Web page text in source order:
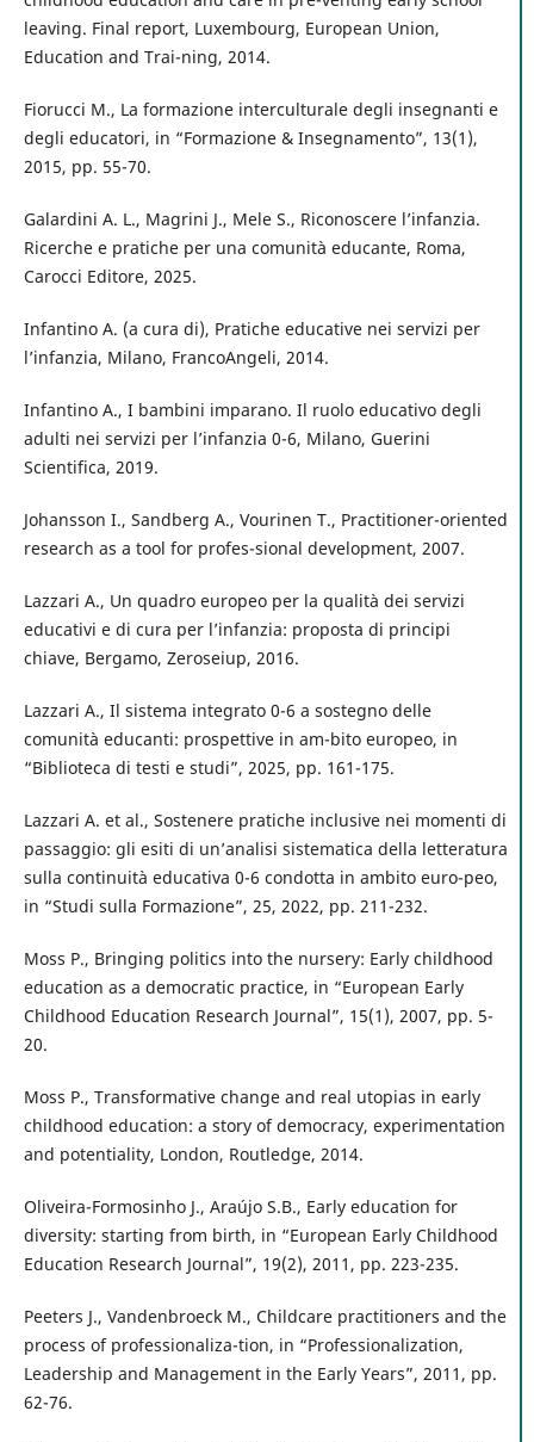
leaving. Final report, Luxembourg, European Union,
Education and Trai-ning, 2014.
Fiorucci M., La formazione interculturale degli insegnanti e
degli educatori, in “Formazione & Insegnamento”, 13(1),
2015, pp. 55-70.
Galardini A. L., Magrini J., Mele S., Riconoscere l’infanzia.
Ricerche e pratiche per una comunità educante, Roma,
Carocci Editore, 2025.
Infantino A. (a cura di), Pratiche educative nei servizi per
l’infanzia, Milano, FrancoAngeli, 2014.
Infantino A., I bambini imparano. Il ruolo educativo degli
adulti nei servizi per l’infanzia 0-6, Milano, Guerini
Scientifica, 2019.
Johansson I., Sandberg A., Vourinen T., Practitioner-oriented
research as a tool for profes-sional development, 2007.
Lazzari A., Un quadro europeo per la qualità dei servizi
educativi e di cura per l’infanzia: proposta di principi
chiave, Bergamo, Zeroseiup, 2016.
Lazzari A., Il sistema integrato 0-6 a sostegno delle
comunità educanti: prospettive in am-bito europeo, in
“Biblioteca di testi e studi”, 2025, pp. 161-175.
Lazzari A. et al., Sostenere pratiche inclusive nei momenti di
passaggio: gli esiti di un’analisi sistematica della letteratura
sulla continuità educativa 0-6 condotta in ambito euro-peo,
in “Studi sulla Formazione”, 25, 2022, pp. 211-232.
Moss P., Bringing politics into the nursery: Early childhood
education as a democratic practice, in “European Early
Childhood Education Research Journal”, 15(1), 2007, pp. 5-
20.
Moss P., Transformative change and real utopias in early
childhood education: a story of democracy, experimentation
and potentiality, London, Routledge, 2014.
Oliveira-Formosinho J., Araújo S.B., Early education for
diversity: starting from birth, in “European Early Childhood
Education Research Journal”, 19(2), 2011, pp. 223-235.
Peeters J., Vandenbroeck M., Childcare practitioners and the
process of professionaliza-tion, in “Professionalization,
Leadership and Management in the Early Years”, 2011, pp.
62-76.